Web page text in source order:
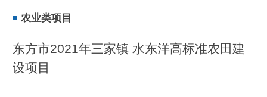
农业类项目
东方市2021年三家镇 水东洋高标准农田建
设项目